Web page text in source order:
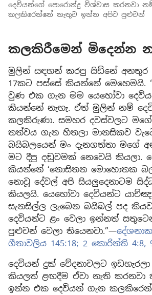
දෙවියන්ගේ පොරොන්දු විශ්වාස කරනවා
කලකිරෙන්නේ නැතුව ඉන්න අපිට පුළුවන්
කලකිරීමෙන් මිදෙන්න
මුලින් සඳහන් කරපු සිඩ්නේ අනතුර
17කට පස්සේ කියන්නේ මෙහෙමයි.
වුණ එක ගැන මම යෙහෝවා
කියන්නේ නැහැ. ඒත් මුලින් නම්
කලකිරුණා. සමහර දවස්වලට
තත්වය ගැන හිතලා මානසිකව
බයිබලයෙන් මං දැනගත්තා මගේ
මට දීපු දඬුවමක් නෙවෙයි කියලා.
කියන්නේ ‘නොසිතන මොහොතක
නොවූ දේවල් අපි සියලුදෙනාටම
කියලයි. යෙහෝවා දෙවියන්ට
සැනසිල්ල ලැබෙන බයිබල් පද
දෙවියන්ට ළං වෙලා ඉන්නත්
පුළුවන් වෙලා තියෙනවා.”—
ගීතාවලිය 145:18; 2 කොරින්ති 4:8,
දෙවියන් දුක් වේදනාවලට
කියලත් ළඟදීම ඒවා නැති කරනවා
ඉන්න එක දෙවියන් ගැන